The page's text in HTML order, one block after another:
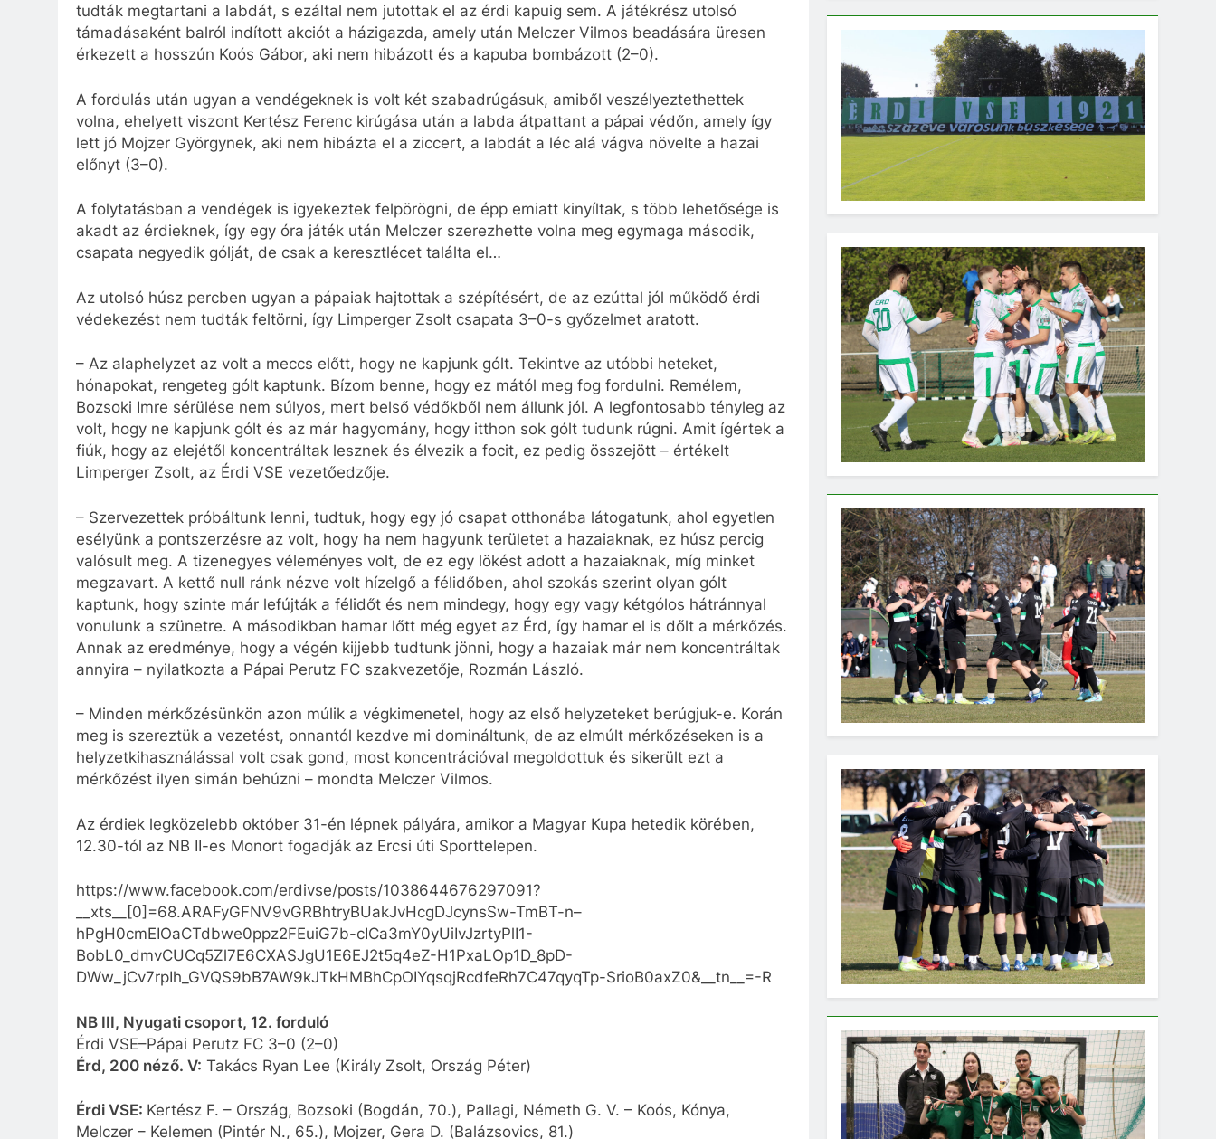
tudták megtartani a labdát, s ezáltal nem jutottak el az érdi kapuig sem. A játékrész utolsó
támadásaként balról indított akciót a házigazda, amely után Melczer Vilmos beadására üresen
érkezett a hosszún Koós Gábor, aki nem hibázott és a kapuba bombázott (2–0).
A fordulás után ugyan a vendégeknek is volt két szabadrúgásuk, amiből veszélyeztethettek
volna, ehelyett viszont Kertész Ferenc kirúgása után a labda átpattant a pápai védőn, amely így
lett jó Mojzer Györgynek, aki nem hibázta el a ziccert, a labdát a léc alá vágva növelte a hazai
előnyt (3–0).
A folytatásban a vendégek is igyekeztek felpörögni, de épp emiatt kinyíltak, s több lehetősége is
akadt az érdieknek, így egy óra játék után Melczer szerezhette volna meg egymaga második,
csapata negyedik gólját, de csak a keresztlécet találta el…
Az utolsó húsz percben ugyan a pápaiak hajtottak a szépítésért, de az ezúttal jól működő érdi
védekezést nem tudták feltörni, így Limperger Zsolt csapata 3–0-s győzelmet aratott.
– Az alaphelyzet az volt a meccs előtt, hogy ne kapjunk gólt. Tekintve az utóbbi heteket,
hónapokat, rengeteg gólt kaptunk. Bízom benne, hogy ez mától meg fog fordulni. Remélem,
Bozsoki Imre sérülése nem súlyos, mert belső védőkből nem állunk jól. A legfontosabb tényleg az
volt, hogy ne kapjunk gólt és az már hagyomány, hogy itthon sok gólt tudunk rúgni. Amit ígértek a
fiúk, hogy az elejétől koncentráltak lesznek és élvezik a focit, ez pedig összejött – értékelt
Limperger Zsolt, az Érdi VSE vezetőedzője.
– Szervezettek próbáltunk lenni, tudtuk, hogy egy jó csapat otthonába látogatunk, ahol egyetlen
esélyünk a pontszerzésre az volt, hogy ha nem hagyunk területet a hazaiaknak, ez húsz percig
valósult meg. A tizenegyes véleményes volt, de ez egy lökést adott a hazaiaknak, míg minket
megzavart. A kettő null ránk nézve volt hízelgő a félidőben, ahol szokás szerint olyan gólt
kaptunk, hogy szinte már lefújták a félidőt és nem mindegy, hogy egy vagy kétgólos hátránnyal
vonulunk a szünetre. A másodikban hamar lőtt még egyet az Érd, így hamar el is dőlt a mérkőzés.
Annak az eredménye, hogy a végén kijjebb tudtunk jönni, hogy a hazaiak már nem koncentráltak
annyira – nyilatkozta a Pápai Perutz FC szakvezetője, Rozmán László.
– Minden mérkőzésünkön azon múlik a végkimenetel, hogy az első helyzeteket berúgjuk-e. Korán
meg is szereztük a vezetést, onnantól kezdve mi domináltunk, de az elmúlt mérkőzéseken is a
helyzetkihasználással volt csak gond, most koncentrációval megoldottuk és sikerült ezt a
mérkőzést ilyen simán behúzni – mondta Melczer Vilmos.
Az érdiek legközelebb október 31-én lépnek pályára, amikor a Magyar Kupa hetedik körében,
12.30-tól az NB II-es Monort fogadják az Ercsi úti Sporttelepen.
https://www.facebook.com/erdivse/posts/1038644676297091?
__xts__[0]=68.ARAFyGFNV9vGRBhtryBUakJvHcgDJcynsSw-TmBT-n–
hPgH0cmEIOaCTdbwe0ppz2FEuiG7b-cICa3mY0yUiIvJzrtyPlI1-
BobL0_dmvCUCq5Zl7E6CXASJgU1E6EJ2t5q4eZ-H1PxaLOp1D_8pD-
DWw_jCv7rpIh_GVQS9bB7AW9kJTkHMBhCpOIYqsqjRcdfeRh7C47qyqTp-SrioB0axZ0&__tn__=-R
NB III, Nyugati csoport, 12. forduló
Érdi VSE–Pápai Perutz FC 3–0 (2–0)
Érd, 200 néző. V: Takács Ryan Lee (Király Zsolt, Ország Péter)
Érdi VSE: Kertész F. – Ország, Bozsoki (Bogdán, 70.), Pallagi, Németh G. V. – Koós, Kónya,
Melczer – Kelemen (Pintér N., 65.), Mojzer, Gera D. (Balázsovics, 81.)